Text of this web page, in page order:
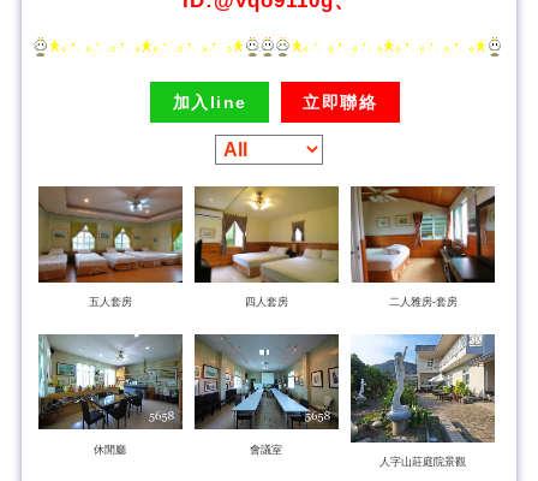
加入line 立即聯絡
五人套房 四人套房 二人雅房-套房
休閒廳
會議室
人字山莊庭院景觀